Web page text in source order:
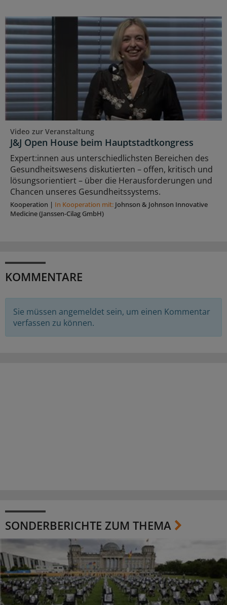
Video zur Veranstaltung
J&J Open House beim Hauptstadtkongress
Expert:innen aus unterschiedlichsten Bereichen des
Gesundheitswesens diskutierten – offen, kritisch und
lösungsorientiert – über die Herausforderungen und
Chancen unseres Gesundheitssystems.
Kooperation | In Kooperation mit: Johnson & Johnson Innovative
Medicine (Janssen-Cilag GmbH)
KOMMENTARE
Sie müssen angemeldet sein, um einen Kommentar
verfassen zu können.
SONDERBERICHTE ZUM THEMA